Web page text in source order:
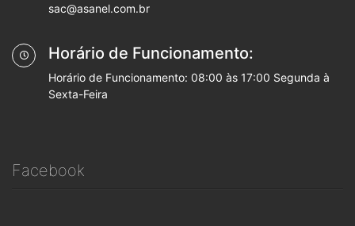
sac@asanel.com.br
Horário de Funcionamento:
Horário de Funcionamento: 08:00 às 17:00 Segunda à
Sexta-Feira
Facebook